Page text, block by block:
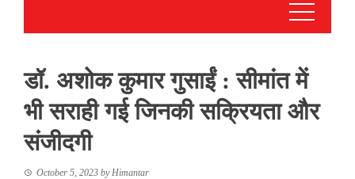
डॉ. अशोक कुमार गुसाईं : सीमांत में
भी सराही गई जिनकी सक्रियता और
संजीदगी
October 5, 2023 byHimantar